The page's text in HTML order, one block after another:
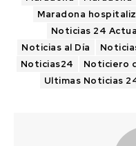
Maradona
Noticias 24
Noticias al Día
Noticias24
Noticiero
Ultimas Noticias